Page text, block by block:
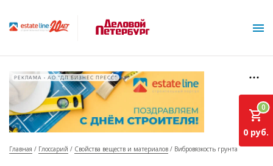
РЕКЛАМА • АО "ДП БИЗНЕС ПРЕСС"
Главная Глоссарий Свойства веществ и материалов Вибровязкость грунта
0
0 руб.